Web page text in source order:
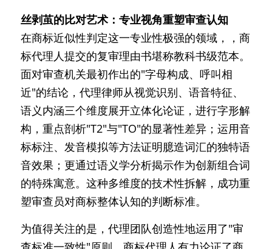
丝剥茧的比对艺术：专业视角重塑审查认知
在商标近似性判定这一专业性极强的领域，，商
标代理人提交的复审理由书堪称教科书级范本。
面对审查机关最初作出的"字母构成、呼叫相
近"的结论，代理律师从视觉识别、语音特征、
语义内涵三个维度展开立体化论证，进行字形解
构，重点剖析"T2"与"TO"的显著性差异；运用音
标标注、发音模拟等方法证明臆造词汇的独特语
音效果；更通过语义学分析揭示作为创新组合词
的特殊寓意。这种多维度的技术性拆解，成功重
塑审查员对商标整体认知的判断标准。
为值得关注的是，代理团队创造性地运用了"审